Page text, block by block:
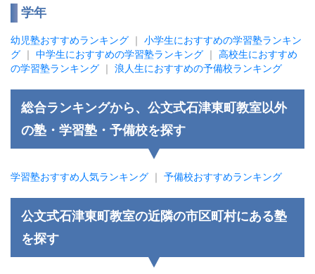
学年
幼児塾おすすめランキング ｜ 小学生におすすめの学習塾ランキン
グ ｜ 中学生におすすめの学習塾ランキング ｜ 高校生におすすめ
の学習塾ランキング ｜ 浪人生におすすめの予備校ランキング
総合ランキングから、公文式石津東町教室以外
の塾・学習塾・予備校を探す
学習塾おすすめ人気ランキング ｜ 予備校おすすめランキング
公文式石津東町教室の近隣の市区町村にある塾
を探す